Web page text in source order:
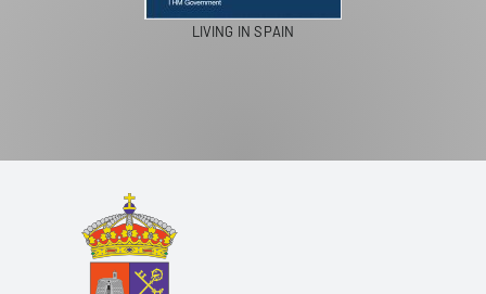
PASEOS EN CAMELLO